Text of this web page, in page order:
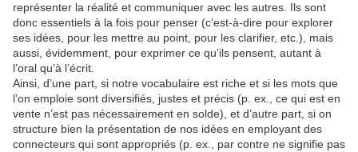
représenter la réalité et communiquer avec les autres. Ils sont
donc essentiels à la fois pour penser (c’est-à-dire pour explorer
ses idées, pour les mettre au point, pour les clarifier, etc.), mais
aussi, évidemment, pour exprimer ce qu’ils pensent, autant à
l’oral qu’à l’écrit.
Ainsi, d’une part, si notre vocabulaire est riche et si les mots que
l’on emploie sont diversifiés, justes et précis (p. ex., ce qui est en
vente n’est pas nécessairement en solde), et d’autre part, si on
structure bien la présentation de nos idées en employant des
connecteurs qui sont appropriés (p. ex., par contre ne signifie pas